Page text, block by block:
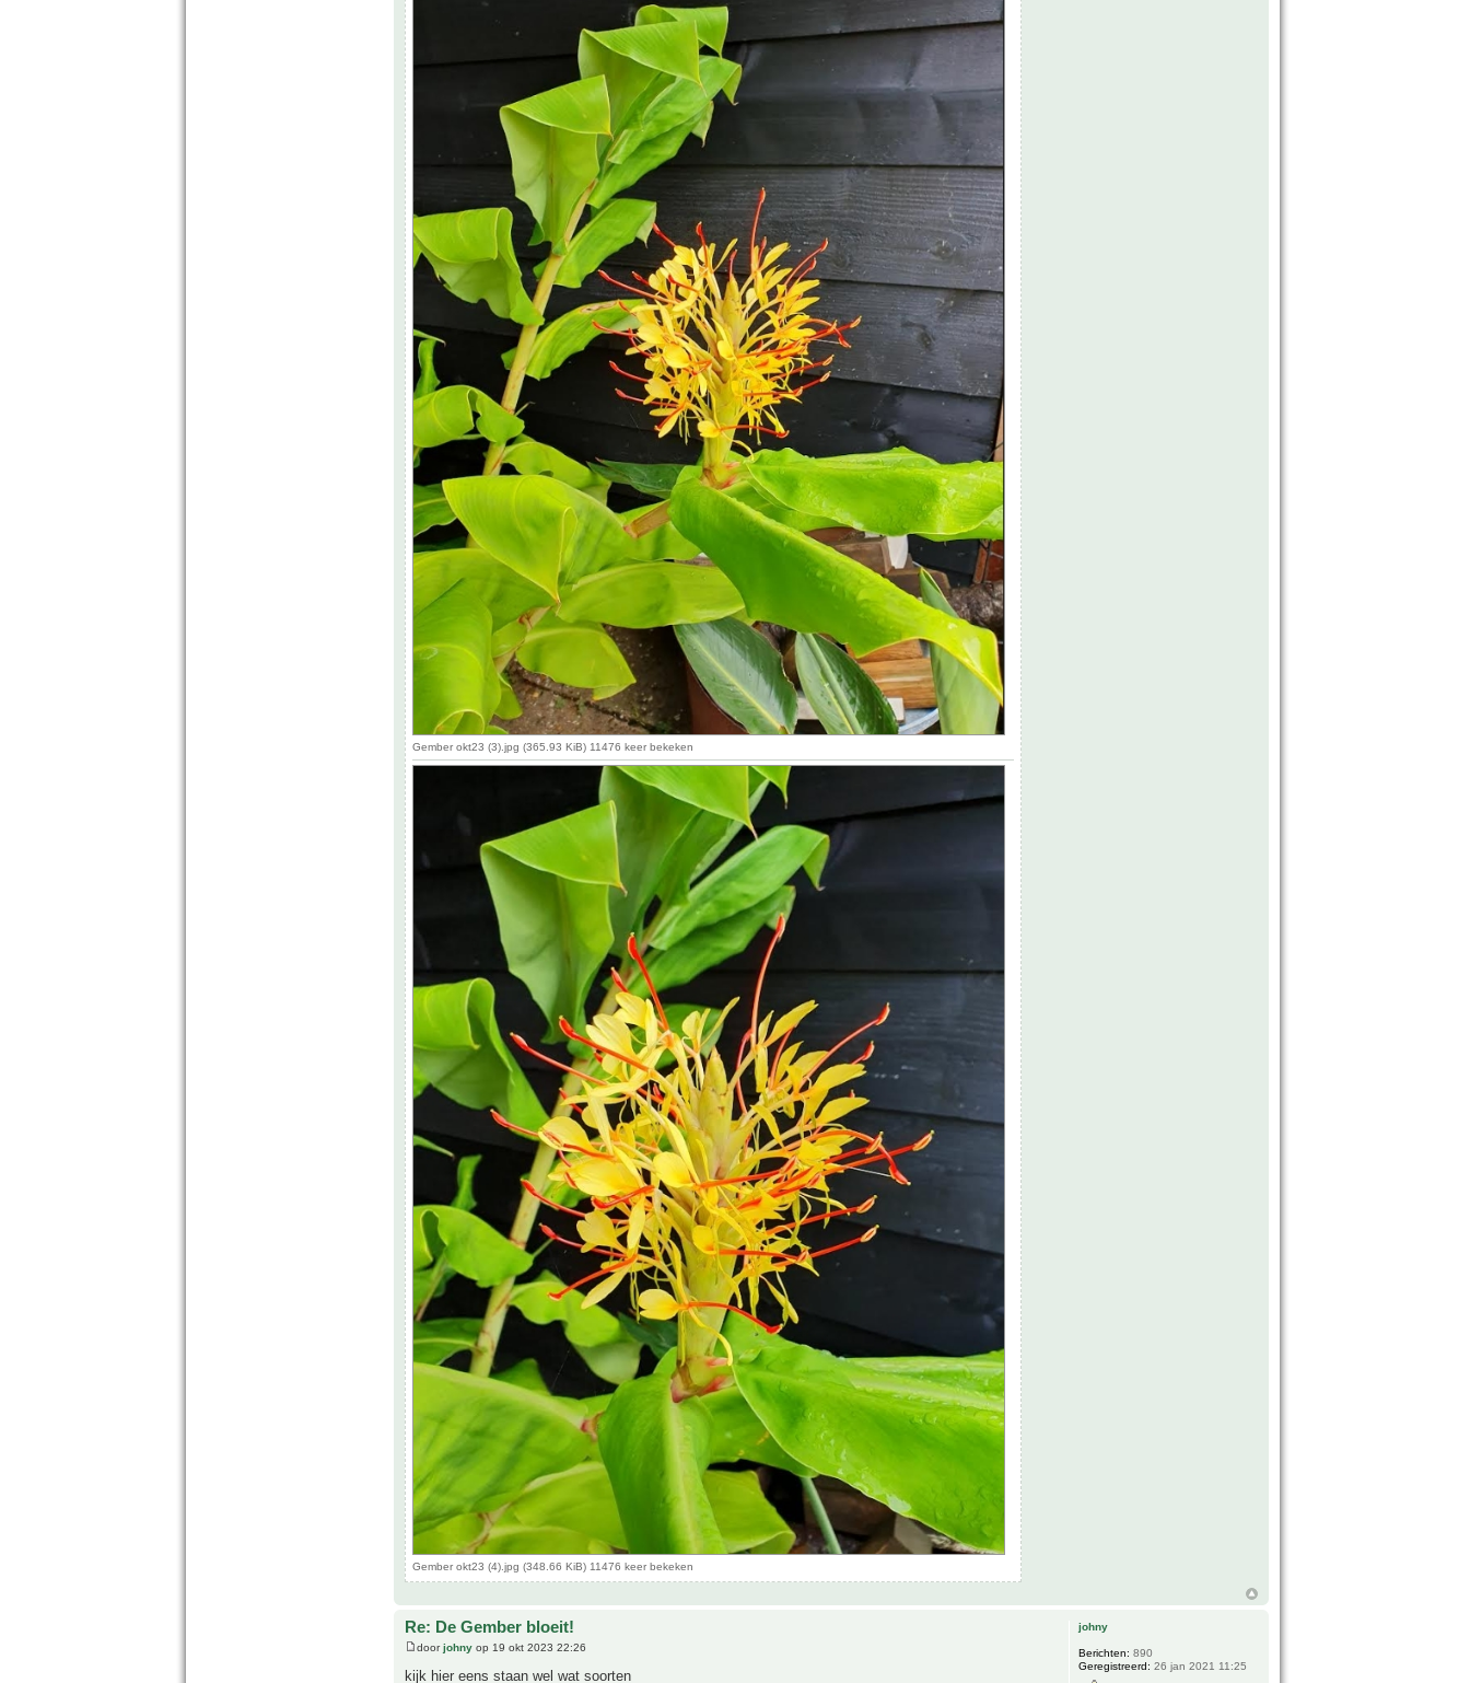
Gember okt23 (3).jpg (365.93 KiB) 11476 keer bekeken
Gember okt23 (4).jpg (348.66 KiB) 11476 keer bekeken
Re: De Gember bloeit!
doorjohny op 19 okt 2023 22:26
kijk hier eens staan wel wat soorten
johny
Berichten: 890
Geregistreerd: 26 jan 2021 11:25